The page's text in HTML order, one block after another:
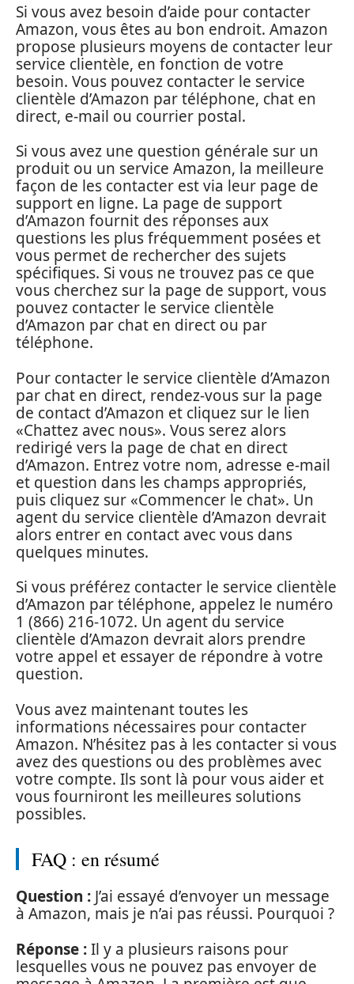
Si vous avez besoin d’aide pour contacter
Amazon, vous êtes au bon endroit. Amazon
propose plusieurs moyens de contacter leur
service clientèle, en fonction de votre
besoin. Vous pouvez contacter le service
clientèle d’Amazon par téléphone, chat en
direct, e-mail ou courrier postal.
Si vous avez une question générale sur un
produit ou un service Amazon, la meilleure
façon de les contacter est via leur page de
support en ligne. La page de support
d’Amazon fournit des réponses aux
questions les plus fréquemment posées et
vous permet de rechercher des sujets
spécifiques. Si vous ne trouvez pas ce que
vous cherchez sur la page de support, vous
pouvez contacter le service clientèle
d’Amazon par chat en direct ou par
téléphone.
Pour contacter le service clientèle d’Amazon
par chat en direct, rendez-vous sur la page
de contact d’Amazon et cliquez sur le lien
«Chattez avec nous». Vous serez alors
redirigé vers la page de chat en direct
d’Amazon. Entrez votre nom, adresse e-mail
et question dans les champs appropriés,
puis cliquez sur «Commencer le chat». Un
agent du service clientèle d’Amazon devrait
alors entrer en contact avec vous dans
quelques minutes.
Si vous préférez contacter le service clientèle
d’Amazon par téléphone, appelez le numéro
1 (866) 216-1072. Un agent du service
clientèle d’Amazon devrait alors prendre
votre appel et essayer de répondre à votre
question.
Vous avez maintenant toutes les
informations nécessaires pour contacter
Amazon. N’hésitez pas à les contacter si vous
avez des questions ou des problèmes avec
votre compte. Ils sont là pour vous aider et
vous fourniront les meilleures solutions
possibles.
FAQ : en résumé
Question : J’ai essayé d’envoyer un message
à Amazon, mais je n’ai pas réussi. Pourquoi ?
Réponse :Il y a plusieurs raisons pour
lesquelles vous ne pouvez pas envoyer de